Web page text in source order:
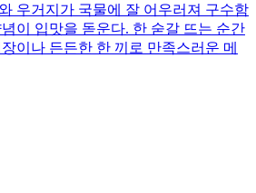
우거지가 국물에 잘 어우러져 구수함
이 입맛을 돋운다. 한 숟갈 뜨는 순간
이나 든든한 한 끼로 만족스러운 메